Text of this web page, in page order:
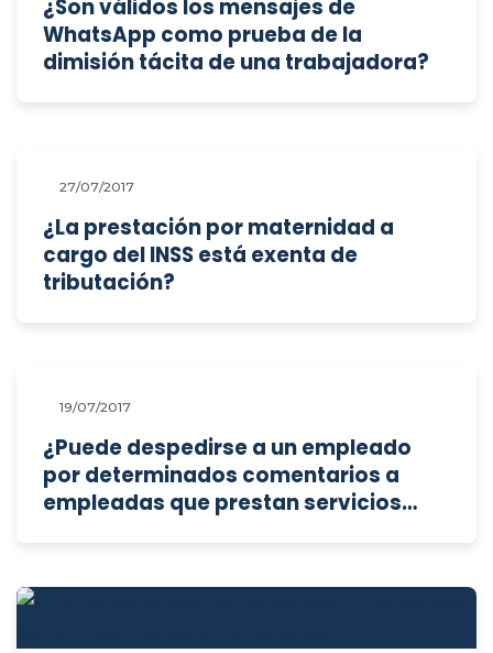
¿Son válidos los mensajes de
WhatsApp como prueba de la
dimisión tácita de una trabajadora?
27/07/2017
¿La prestación por maternidad a
cargo del INSS está exenta de
tributación?
19/07/2017
¿Puede despedirse a un empleado
por determinados comentarios a
empleadas que prestan servicios